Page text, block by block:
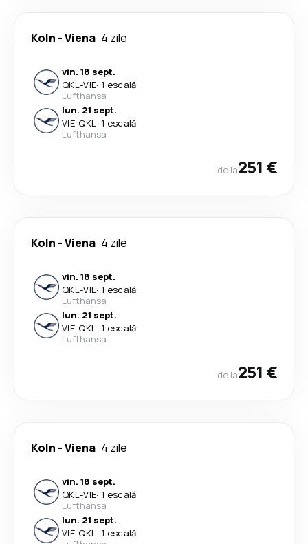
Koln -Viena 4 zile
vin. 18 sept.
QKL-VIE· 1 escală
Lufthansa
lun. 21 sept.
VIE-QKL· 1 escală
Lufthansa
de la251 €
Koln -Viena 4 zile
vin. 18 sept.
QKL-VIE· 1 escală
Lufthansa
lun. 21 sept.
VIE-QKL· 1 escală
Lufthansa
de la251 €
Koln -Viena 4 zile
vin. 18 sept.
QKL-VIE· 1 escală
Lufthansa
lun. 21 sept.
VIE-QKL· 1 escală